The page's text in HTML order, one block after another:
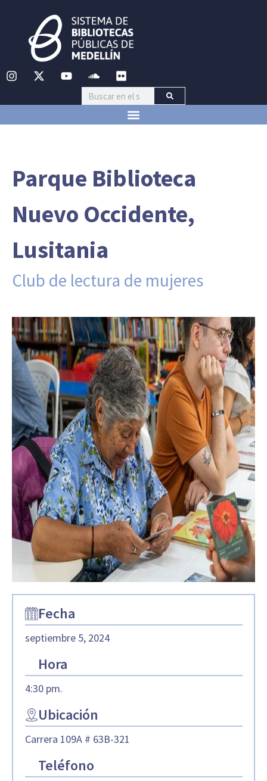
Parque Biblioteca
Nuevo Occidente,
Lusitania
Club de lectura de mujeres
Fecha
septiembre 5, 2024
Hora
4:30 pm.
Ubicación
Carrera 109A # 63B-321
Teléfono